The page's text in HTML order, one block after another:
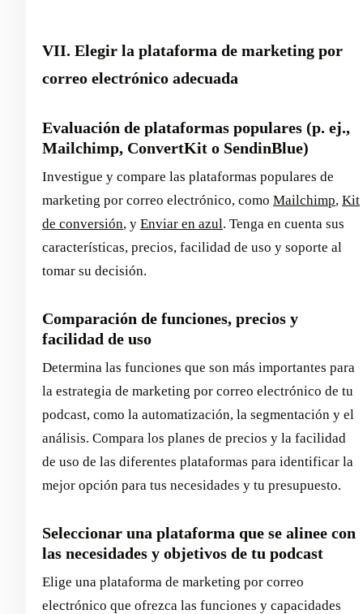
VII. Elegir la plataforma de marketing por
correo electrónico adecuada
Evaluación de plataformas populares (p. ej.,
Mailchimp, ConvertKit o SendinBlue)
Investigue y compare las plataformas populares de
marketing por correo electrónico, como Mailchimp, Kit
de conversión, y Enviar en azul. Tenga en cuenta sus
características, precios, facilidad de uso y soporte al
tomar su decisión.
Comparación de funciones, precios y
facilidad de uso
Determina las funciones que son más importantes para
la estrategia de marketing por correo electrónico de tu
podcast, como la automatización, la segmentación y el
análisis. Compara los planes de precios y la facilidad
de uso de las diferentes plataformas para identificar la
mejor opción para tus necesidades y tu presupuesto.
Seleccionar una plataforma que se alinee con
las necesidades y objetivos de tu podcast
Elige una plataforma de marketing por correo
electrónico que ofrezca las funciones y capacidades